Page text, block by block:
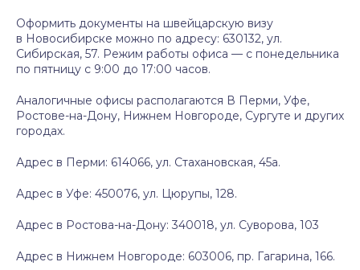
Оформить документы на швейцарскую визу
в Новосибирске можно по адресу: 630132, ул.
Сибирская, 57. Режим работы офиса — с понедельника
по пятницу с 9:00 до 17:00 часов.
Аналогичные офисы располагаются В Перми, Уфе,
Ростове-на-Дону, Нижнем Новгороде, Сургуте и других
городах.
Адрес в Перми: 614066, ул. Стахановская, 45а.
Адрес в Уфе: 450076, ул. Цюрупы, 128.
Адрес в Ростова-на-Дону: 340018, ул. Суворова, 103
Адрес в Нижнем Новгороде: 603006, пр. Гагарина, 166.